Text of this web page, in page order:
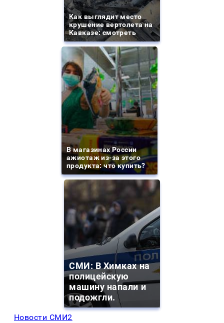
Как выглядит место
крушение вертолета на
Кавказе: смотреть
В магазинах России
ажиотаж из-за этого
продукта: что купить?
СМИ: В Химках на
полицейскую
машину напали и
подожгли.
Новости СМИ2